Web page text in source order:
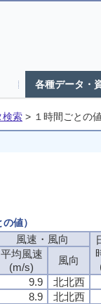
各種データ・
検索 > １時間ごとの
値）
風速・風向
平均風速
(m/s)
風向
9.9
北北西
8.9
北北西